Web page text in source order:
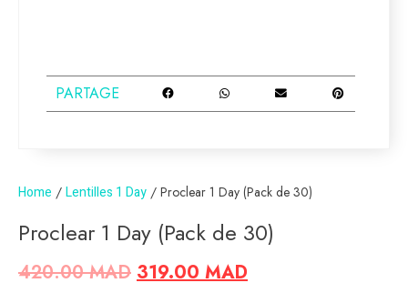
Home / Lentilles 1 Day / Proclear 1 Day (Pack de 30)
Proclear 1 Day (Pack de 30)
420.00MAD 319.00MAD
PARTAGE